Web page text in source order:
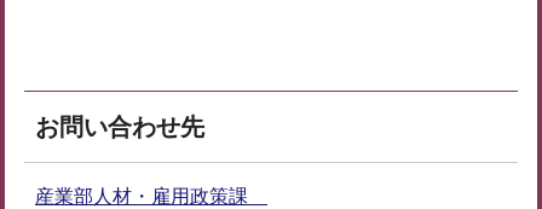
お問い合わせ先
産業部人材・雇用政策課